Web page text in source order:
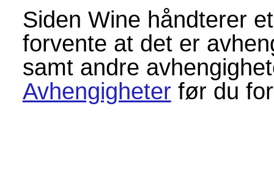
Siden Wine håndterer
forvente at det er
samt andre
Avhengigheter før du